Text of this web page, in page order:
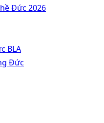
Đức 2026
BLA
Đức